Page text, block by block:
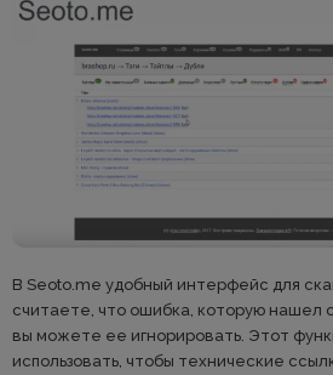
В Seoto.me удобный интерфейс для
считаете, что ошибка, которую нашел
вы можете ее игнорировать. Этот
использовать, чтобы технические